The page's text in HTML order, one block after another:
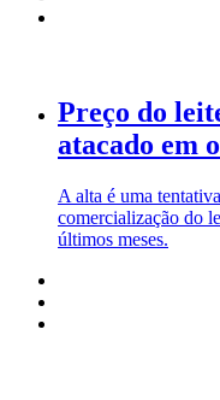
Preço do
atacado em
A alta é uma
comercialização do
últimos meses.